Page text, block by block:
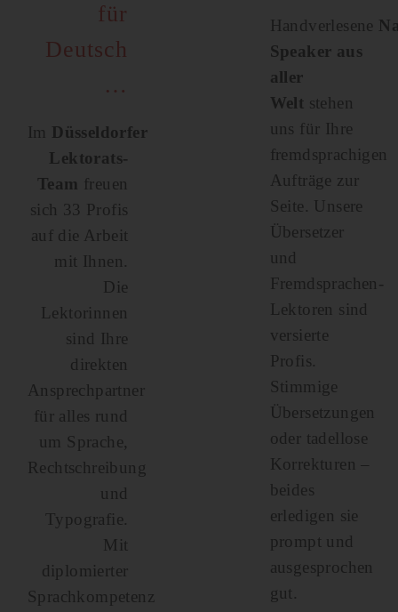
für
Deutsch
…
Im Düsseldorfer
Lektorats-
Team freuen
sich 33 Profis
auf die Arbeit
mit Ihnen.
Die
Lektorinnen
sind Ihre
direkten
Ansprechpartner
für alles rund
um Sprache,
Rechtschreibung
und
Typografie.
Mit
diplomierter
Sprachkompetenz
Handverlesene
Speaker aus
aller
Welt stehen
uns für Ihre
fremdsprachigen
Aufträge zur
Seite. Unsere
Übersetzer
und
Fremdsprachen-
Lektoren sind
versierte
Profis.
Stimmige
Übersetzungen
oder tadellose
Korrekturen –
beides
erledigen sie
prompt und
ausgesprochen
gut.